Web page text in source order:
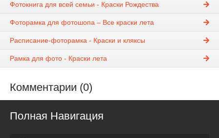
Фотокнига для всей семьи - Краски Рождества
Фоторамка для фотошопа – Все краски лета
Расписание-фоторамка - Краски и кляксы
Рамка для фото - Краски лета
Комментарии (0)
Полная Навигация